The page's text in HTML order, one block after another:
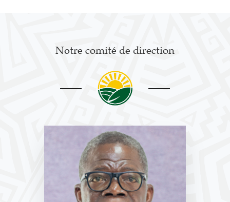
Notre comité de direction